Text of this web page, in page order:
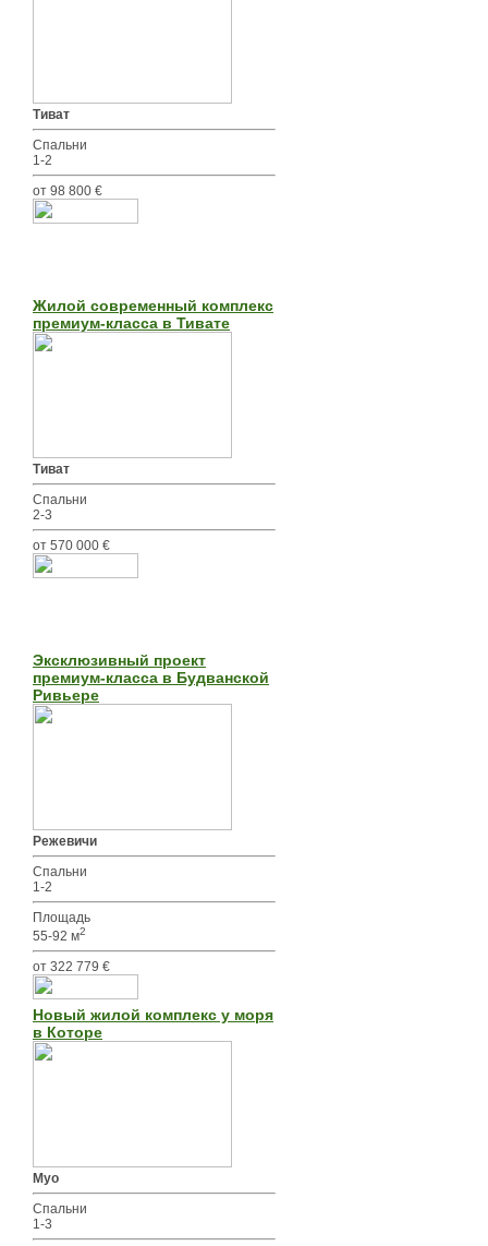
Тиват
Спальни
1-2
от 98 800 €
Жилой современный комплекс
премиум-класса в Тивате
Тиват
Спальни
2-3
от 570 000 €
Эксклюзивный проект
премиум-класса в Будванской
Ривьере
Режевичи
Спальни
1-2
Площадь
55-92 м2
от 322 779 €
Новый жилой комплекс у моря
в Которе
Муо
Спальни
1-3